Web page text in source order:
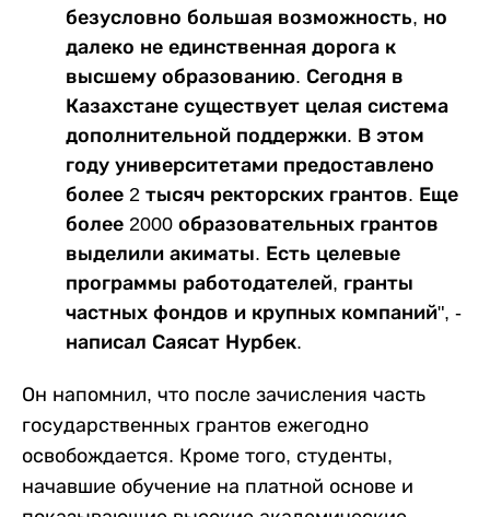
безусловно большая возможность, но
далеко не единственная дорога к
высшему образованию. Сегодня в
Казахстане существует целая система
дополнительной поддержки. В этом
году университетами предоставлено
более 2 тысяч ректорских грантов. Еще
более 2000 образовательных грантов
выделили акиматы. Есть целевые
программы работодателей, гранты
частных фондов и крупных компаний", -
написал Саясат Нурбек.
Он напомнил, что после зачисления часть
государственных грантов ежегодно
освобождается. Кроме того, студенты,
начавшие обучение на платной основе и